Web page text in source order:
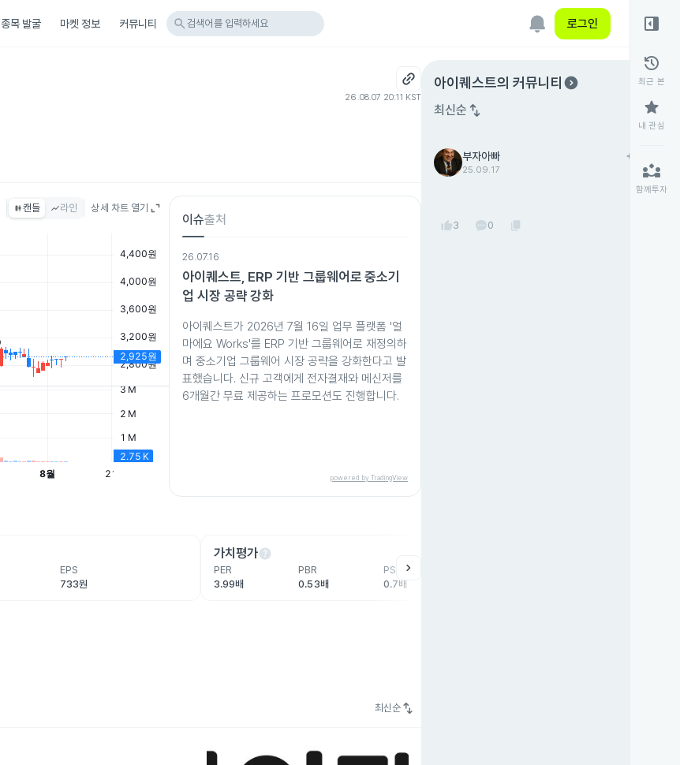
종목 발굴 마켓 정보 커뮤니티 search 검색어를 입력하세요 로그인
26.08.07 20:11 KST
캔들 라인 상세 차트 열기
이슈출처
26.07.16
아이퀘스트, ERP 기반 그룹웨어로 중소기
업 시장 공략 강화
아이퀘스트가 2026년 7월 16일 업무 플랫폼 '얼
마에요 Works'를 ERP 기반 그룹웨어로 재정의하
며 중소기업 그룹웨어 시장 공략을 강화한다고 발
표했습니다. 신규 고객에게 전자결재와 메신저를
6개월간 무료 제공하는 프로모션도 진행합니다.
powered by TradingView
EPS
733원
가치평가help
PER
3.99배
PBR
0.53배
PSR
0.7배
chevron_right
최신순 swap_vert
아이퀘스트의 커뮤니티 expand_circle_right
최신순 swap_vert
부자아빠
25.09.17
add
thumb_up3 0 content_copy
right_panel_open
history
최근 본
star
내 관심
partner_exchange
함께투자